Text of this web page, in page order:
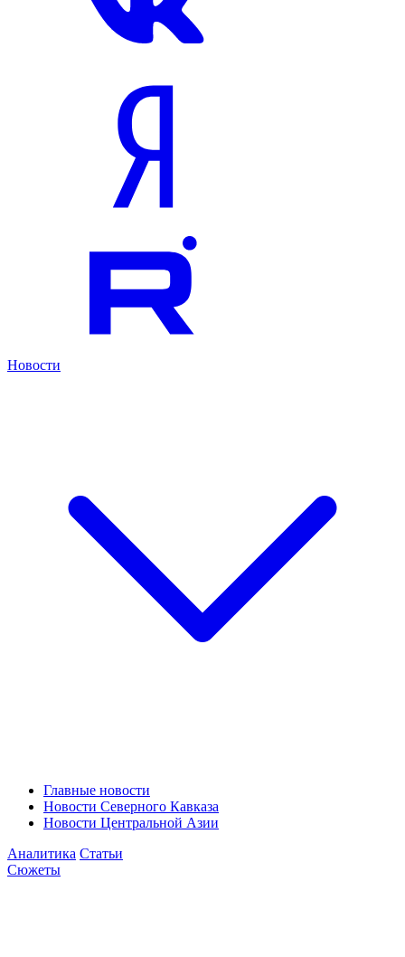
Новости
Главные новости
Новости Северного Кавказа
Новости Центральной Азии
Аналитика Статьи
Сюжеты